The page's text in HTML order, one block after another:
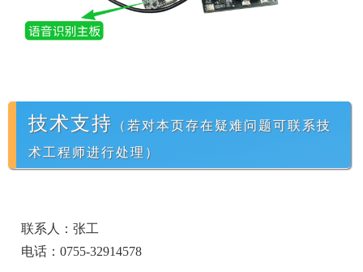
技术支持
（若对本页存在疑难问题可联系技
术工程师进行处理）
联系人：张工
电话：0755-32914578